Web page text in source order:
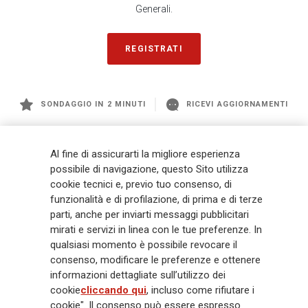
Generali.
REGISTRATI
SONDAGGIO IN 2 MINUTI RICEVI AGGIORNAMENTI
management a livello globale, con premi complessivi pari a € 98,1
miliardi e € 900 miliardi di AUM nel 2025. Fondato nel 1831, con oltre 88
mila dipendenti e 163 mila agenti che servono 75 milioni di clienti, il
Gruppo ha una posizione di leadership in Europa e una presenza
crescente in Asia e America. Al centro della strategia di Generali c'è il suo
impegno Lifetime Partner verso i clienti, realizzato attraverso soluzioni
innovative e personalizzate, un'esperienza cliente di prima classe e le sue
capacità di distribuzione globale digitalizzata. Il Gruppo ha
completamente integrato la sostenibilità in tutte le scelte strategiche, con
l'obiettivo di creare valore per tutti gli stakeholder mentre costruisce una
società più equa e resiliente.
Al fine di assicurarti la migliore esperienza
possibile di navigazione, questo Sito utilizza
cookie tecnici e, previo tuo consenso, di
funzionalità e di profilazione, di prima e di terze
parti, anche per inviarti messaggi pubblicitari
mirati e servizi in linea con le tue preferenze. In
qualsiasi momento è possibile revocare il
consenso, modificare le preferenze e ottenere
informazioni dettagliate sull’utilizzo dei
cookiecliccando qui, incluso come rifiutare i
cookie". Il consenso può essere espresso